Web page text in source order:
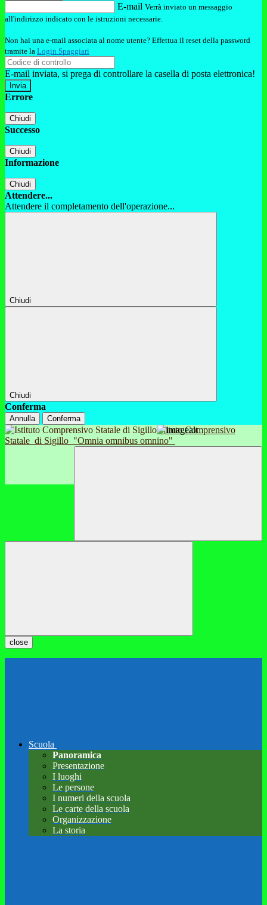
E-mail Verrà inviato un messaggio
all'indirizzo indicato con le istruzioni necessarie.
Non hai una e-mail associata al nome utente? Effettua il reset della password
tramite la Login Spaggiari
E-mail inviata, si prega di controllare la casella di posta elettronica!
Errore
Chiudi
Successo
Chiudi
Informazione
Chiudi
Attendere...
Attendere il completamento dell'operazione...
Chiudi
Chiudi
Conferma
Annulla Conferma
Istituto Comprensivo
Statale di Sigillo "Omnia omnibus omnino"
close
Scuola
Panoramica
Presentazione
I luoghi
Le persone
I numeri della scuola
Le carte della scuola
Organizzazione
La storia